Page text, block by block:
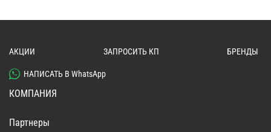
АКЦИИ ЗАПРОСИТЬ КП БРЕНДЫ
НАПИСАТЬ В WhatsApp
КОМПАНИЯ
Партнеры